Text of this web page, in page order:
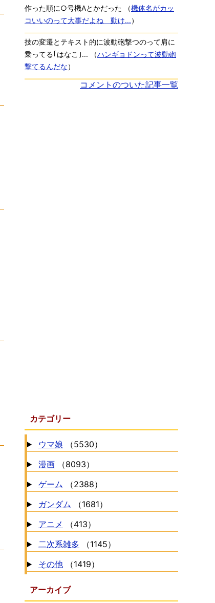
作った順に○号機Aとかだった （機体名がカッ
コいいのって大事だよね 動け...）
技の変遷とテキスト的に波動砲撃つのって肩に
乗ってる｢はなこ｣...
（ハンギョドンって波動砲
撃てるんだな）
コメントのついた記事一覧
カテゴリー
ウマ娘
（5530）
漫画
（8093）
ゲーム
（2388）
ガンダム
（1681）
アニメ
（413）
二次系雑多
（1145）
その他
（1419）
アーカイブ